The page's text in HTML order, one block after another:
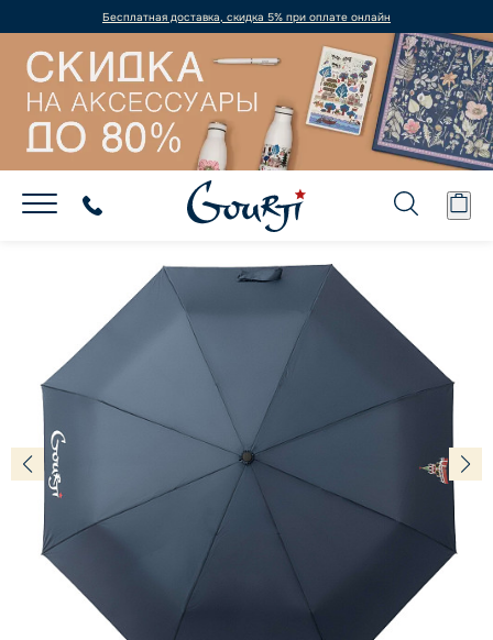
Бесплатная доставка, скидка 5% при оплате онлайн